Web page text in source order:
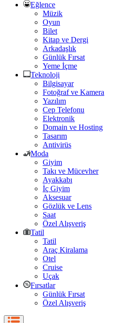
Eğlence
Müzik
Oyun
Bilet
Kitap ve Dergi
Arkadaşlık
Günlük Fırsat
Yeme İçme
Teknoloji
Bilgisayar
Fotoğraf ve Kamera
Yazılım
Cep Telefonu
Elektronik
Domain ve Hosting
Tasarım
Antivirüs
Moda
Giyim
Takı ve Mücevher
Ayakkabı
İç Giyim
Aksesuar
Gözlük ve Lens
Saat
Özel Alışveriş
Tatil
Tatil
Araç Kiralama
Otel
Cruise
Uçak
Fırsatlar
Günlük Fırsat
Özel Alışveriş